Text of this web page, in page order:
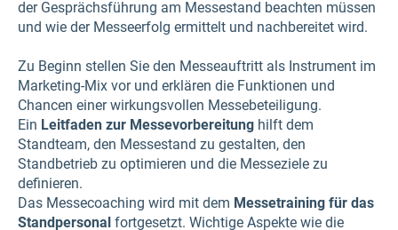
der Gesprächsführung am Messestand beachten müssen
und wie der Messeerfolg ermittelt und nachbereitet wird.
Zu Beginn stellen Sie den Messeauftritt als Instrument im
Marketing-Mix vor und erklären die Funktionen und
Chancen einer wirkungsvollen Messebeteiligung.
Ein Leitfaden zur Messevorbereitung hilft dem
Standteam, den Messestand zu gestalten, den
Standbetrieb zu optimieren und die Messeziele zu
definieren.
Das Messecoaching wird mit dem Messetraining für das
Standpersonal fortgesetzt. Wichtige Aspekte wie die